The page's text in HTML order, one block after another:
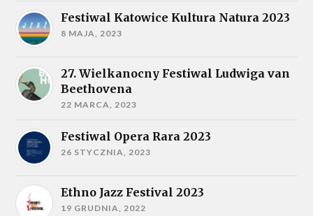
Festiwal Katowice Kultura Natura 2023
8 MAJA, 2023
27. Wielkanocny Festiwal Ludwiga van
Beethovena
22 MARCA, 2023
Festiwal Opera Rara 2023
26 STYCZNIA, 2023
Ethno Jazz Festival 2023
19 GRUDNIA, 2022